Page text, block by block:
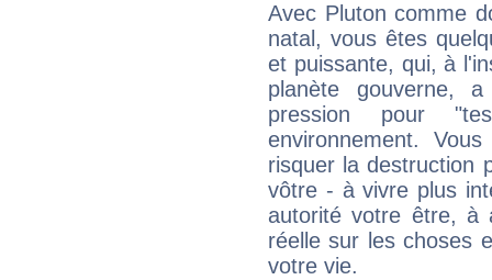
Avec Pluton comme
natal, vous êtes
et puissante, qui, à
planète gouverne,
pression pour
environnement.
risquer la destruction
vôtre - à vivre plus
autorité votre être, à
réelle sur les choses
votre vie.